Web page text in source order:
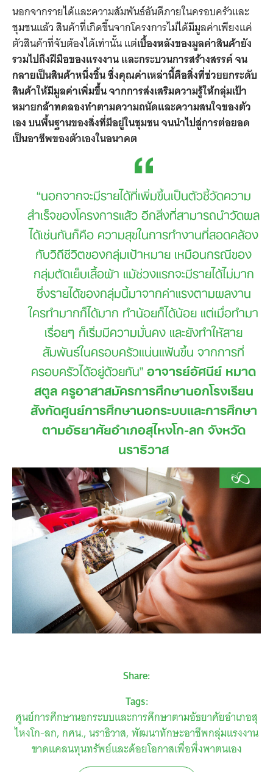
นอกจากรายได้และความสัมพันธ์อันดีภายในครอบครัวและ
ชุมชนแล้ว สินค้าที่เกิดขึ้นจากโครงการไม่ได้มีมูลค่าเพียงแค่
ตัวสินค้าที่จับต้องได้เท่านั้น แต่เบื้องหลังของมูลค่าสินค้ายัง
รวมไปถึงฝีมือของแรงงาน และกระบวนการสร้างสรรค์ จน
กลายเป็นสินค้าหนึ่งชิ้น ซึ่งคุณค่าเหล่านี้คือสิ่งที่ช่วยยกระดับ
สินค้าให้มีมูลค่าเพิ่มขึ้น จากการส่งเสริมความรู้ให้กลุ่มเป้า
หมายกล้าทดลองทำตามความถนัดและความสนใจของตัว
เอง บนพื้นฐานของสิ่งที่มีอยู่ในชุมชน จนนำไปสู่การต่อยอด
เป็นอาชีพของตัวเองในอนาคต
“นอกจากจะมีรายได้ที่เพิ่มขึ้นเป็นตัวชี้วัดความ
สำเร็จของโครงการแล้ว อีกสิ่งที่สามารถนำวัดผล
ได้เช่นกันก็คือ ความสุขในการทำงานที่สอดคล้อง
กับวิถีชีวิตของกลุ่มเป้าหมาย เหมือนกรณีของ
กลุ่มตัดเย็บเสื้อผ้า แม้ช่วงแรกจะมีรายได้ไม่มาก
ซึ่งรายได้ของกลุ่มนี้มาจากค่าแรงตามผลงาน
ใครทำมากก็ได้มาก ทำน้อยก็ได้น้อย แต่เมื่อทำมา
เรื่อยๆ ก็เริ่มมีความมั่นคง และยังทำให้สาย
สัมพันธ์ในครอบครัวแน่นแฟ้นขึ้น จากการที่
ครอบครัวได้อยู่ด้วยกัน”อาจารย์อัศนีย์ หมาด
สตูลครูอาสาสมัครการศึกษานอกโรงเรียน
สังกัดศูนย์การศึกษานอกระบบและการศึกษา
ตามอัธยาศัยอำเภอสุไหงโก-ลก จังหวัด
นราธิวาส
Share:
Tags:
ศูนย์การศึกษานอกระบบและการศึกษาตามอัธยาศัยอำเภอสุ
ไหงโก-ลก กศน. นราธิวาส พัฒนาทักษะอาชีพกลุ่มแรงงาน
ขาดแคลนทุนทรัพย์และด้อยโอกาสเพื่อพึ่งพาตนเอง